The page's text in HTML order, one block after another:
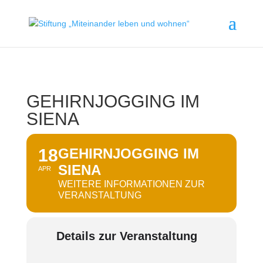
GEHIRNJOGGING IM
SIENA
18
APR
GEHIRNJOGGING IM
SIENA
WEITERE INFORMATIONEN ZUR
VERANSTALTUNG
Details zur Veranstaltung